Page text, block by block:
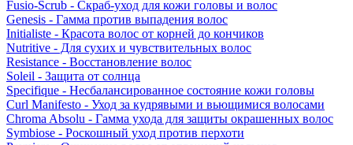
Fusio-Scrub - Скраб-уход для кожи головы и волос
Genesis - Гамма против выпадения волос
Initialiste - Красота волос от корней до кончиков
Nutritive - Для сухих и чувствительных волос
Resistance - Восстановление волос
Soleil - Защита от солнца
Specifique - Несбалансированное состояние кожи головы
Curl Manifesto - Уход за кудрявыми и вьющимися волосами
Chroma Absolu - Гамма ухода для защиты окрашенных волос
Symbiose - Роскошный уход против перхоти